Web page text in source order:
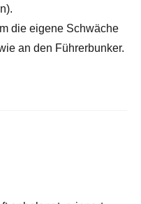
die eigene Schwäche
an den Führerbunker.